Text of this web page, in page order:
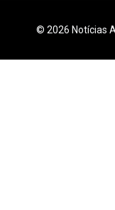
© 2026 Notícias